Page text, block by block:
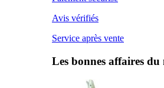
Avis vérifiés
Service après vente
Les bonnes affaires du